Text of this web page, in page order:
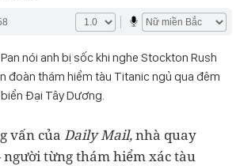
nói anh bị sốc khi nghe Stockton Rush
đoàn thám hiểm tàu Titanic ngủ qua đêm
Đại Tây Dương.
vấn của Daily Mail,nhà quay
người từng thám hiểm xác tàu